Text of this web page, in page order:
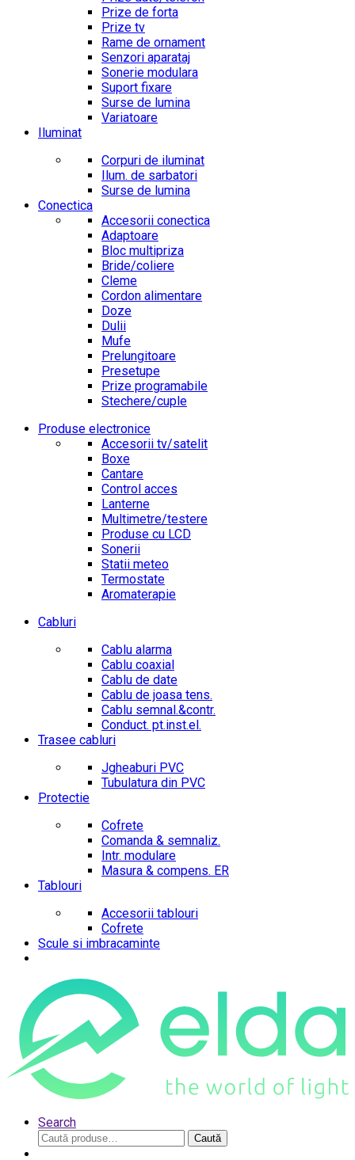
Prize de forta
Prize tv
Rame de ornament
Senzori aparataj
Sonerie modulara
Suport fixare
Surse de lumina
Variatoare
Iluminat
Corpuri de iluminat
Ilum. de sarbatori
Surse de lumina
Conectica
Accesorii conectica
Adaptoare
Bloc multipriza
Bride/coliere
Cleme
Cordon alimentare
Doze
Dulii
Mufe
Prelungitoare
Presetupe
Prize programabile
Stechere/cuple
Produse electronice
Accesorii tv/satelit
Boxe
Cantare
Control acces
Lanterne
Multimetre/testere
Produse cu LCD
Sonerii
Statii meteo
Termostate
Aromaterapie
Cabluri
Cablu alarma
Cablu coaxial
Cablu de date
Cablu de joasa tens.
Cablu semnal.&contr.
Conduct. pt.inst.el.
Trasee cabluri
Jgheaburi PVC
Tubulatura din PVC
Protectie
Cofrete
Comanda & semnaliz.
Intr. modulare
Masura & compens. ER
Tablouri
Accesorii tablouri
Cofrete
Scule si imbracaminte
Search
Caută
după:
Caută